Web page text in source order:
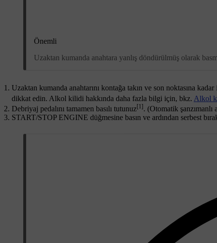
Önemli
Uzaktan kumanda anahtara yanlış döndürülmüş olarak
Uzaktan kumanda anahtarını kontağa takın ve son noktasına
dikkat edin. Alkol kilidi hakkında daha fazla bilgi için, bkz. Alkol
Debriyaj pedalını tamamen basılı tutunuz[1] . (Otomatik şanzımanlı
START/STOP ENGINE düğmesine basın ve ardından serbest